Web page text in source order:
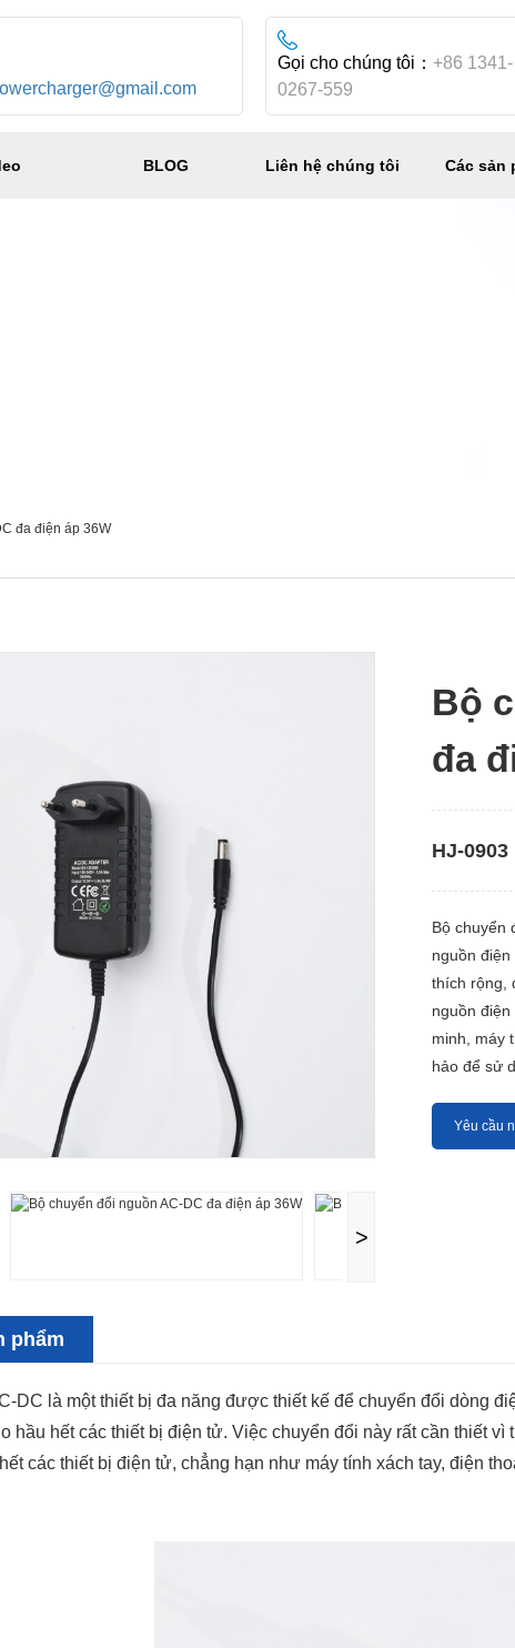
Gọi cho chúng tôi： +86 1341-
0267-559
BLOG Liên hệ chúng tôi Các sản
đa điện áp 36W
>
Bộ
đa
HJ-0903
Bộ chuyển
nguồn
thích rộng,
nguồn
minh, máy
hảo để sử
Yêu cầu
phẩm
DC là một thiết bị đa năng được thiết kế để chuyển đổi dòng
hầu hết các thiết bị điện tử. Việc chuyển đổi này rất cần thiết
các thiết bị điện tử, chẳng hạn như máy tính xách tay, điện